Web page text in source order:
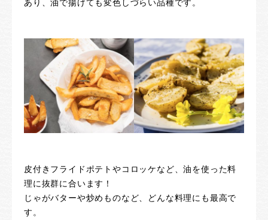
あり、油で揚げても変色しづらい品種です。
皮付きフライドポテトやコロッケなど、油を使った料
理に抜群に合います！
じゃがバターや炒めものなど、どんな料理にも最高で
す。